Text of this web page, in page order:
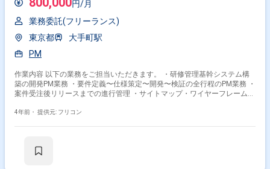
円/月
業務委託(フリーランス)
東京都
大手町駅
PM
作業内容 以下の業務をご担当いただきます。 ・研修管理基幹システム構
築の開発PM業務 ・要件定義〜仕様策定〜開発〜検証の全行程のPM業務 ・
案件受注後リリースまでの進行管理 ・サイトマップ・ワイヤーフレームの
4年前・ 提供元: フリコン